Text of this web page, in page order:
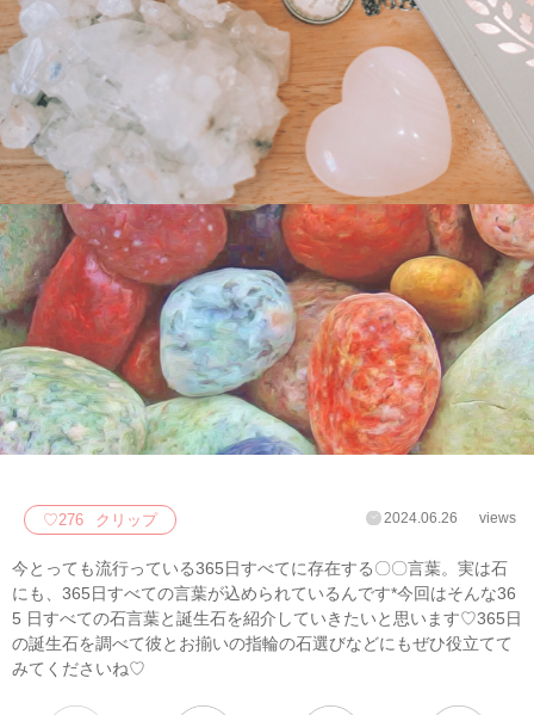
♡276 クリップ 2024.06.26 views
今とっても流行っている365日すべてに存在する〇〇言葉。実は石
にも、365日すべての言葉が込められているんです*今回はそんな36
5 日すべての石言葉と誕生石を紹介していきたいと思います♡365日
の誕生石を調べて彼とお揃いの指輪の石選びなどにもぜひ役立てて
みてくださいね♡